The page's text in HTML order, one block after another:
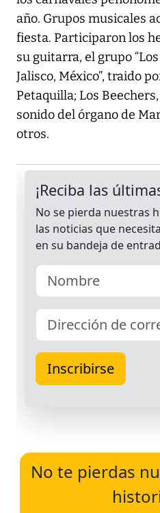
año. Grupos musicales
fiesta. Participaron los
su guitarra, el grupo
Jalisco, México”, traido
Petaquilla; Los
sonido del órgano de
otros.
No te pierdas